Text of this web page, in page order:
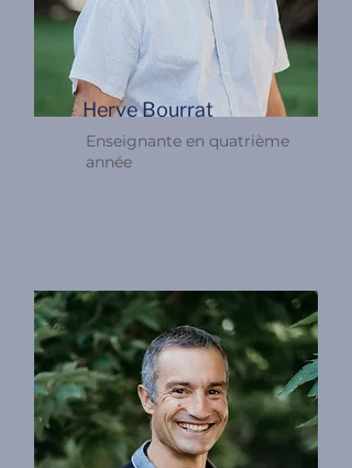
Herve Bourrat
Enseignante en quatrième
année